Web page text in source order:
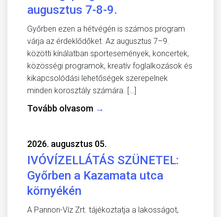
augusztus 7-8-9.
Győrben ezen a hétvégén is számos program
várja az érdeklődőket. Az augusztus 7–9.
közötti kínálatban sportesemények, koncertek,
közösségi programok, kreatív foglalkozások és
kikapcsolódási lehetőségek szerepelnek
minden korosztály számára. […]
Tovább olvasom →
2026. augusztus 05.
IVÓVÍZELLÁTÁS SZÜNETEL:
Győrben a Kazamata utca
környékén
A Pannon-Víz Zrt. tájékoztatja a lakosságot,